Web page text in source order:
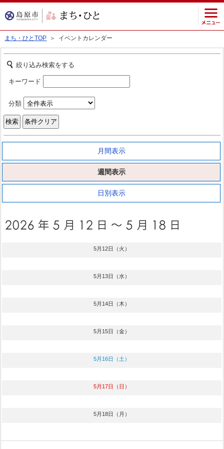
まち・ひとTOP ＞ イベントカレンダー
絞り込み検索をする
キーワード
分類
月間表示
週間表示
日別表示
5月12日（火）
5月13日（水）
5月14日（木）
5月15日（金）
5月16日（土）
5月17日（日）
5月18日（月）